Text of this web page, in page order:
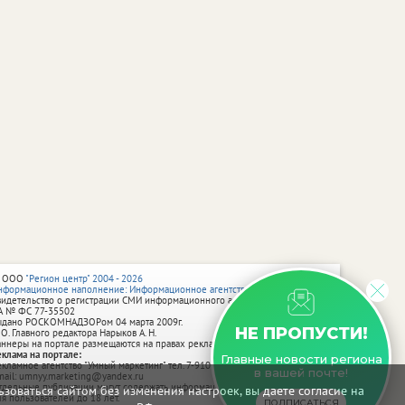
сайтом без изменения настроек, вы даете согласие на
НЕ ПРОПУСТИ!
Главные новости региона
в вашей почте!
"Регион центр" 2004 - 2026
наполнение: Информационное агентство vRossii.ru
о регистрации СМИ информационного агентства vRossii.ru
№ ФС 77‑35502
РОСКОМНАДЗОРом 04 марта 2009г.
Главного редактора Нарыков А. Н.
на портале размещаются на правах рекламы.
на портале:
агентство "Умный маркетинг" тел. 7-910-267-70-40,
umnyy.marketing@yandex.ru
публикации могут содержать информацию, не предназначенную
пользователей до 18 лет.